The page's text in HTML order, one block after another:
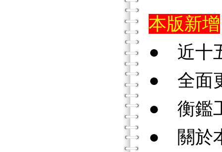
本版新增
● 近十
● 全面
● 衡鑑
● 關於